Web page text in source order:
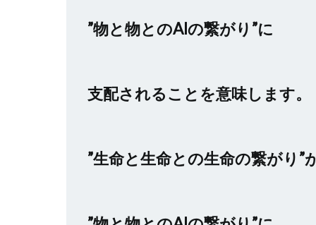
”物と物とのAIの繋がり”に
支配されることを意味します。
”生命と生命との生命の繋がり”